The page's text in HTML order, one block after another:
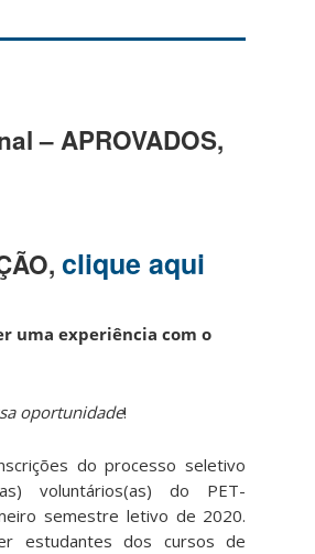
– APROVADOS,
clique aqui
uma experiência com o
oportunidade!
do processo seletivo
voluntários(as) do PET-
semestre letivo de 2020.
estudantes dos cursos de